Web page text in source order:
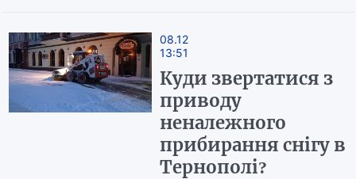
08.12
13:51
Куди звертатися з
приводу
неналежного
прибирання снігу в
Тернополі?